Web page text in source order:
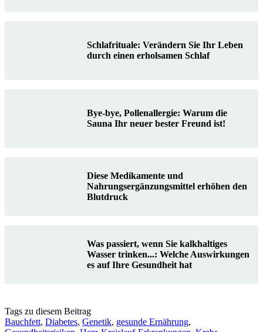
Schlafrituale: Verändern Sie Ihr Leben
durch einen erholsamen Schlaf
Bye-bye, Pollenallergie: Warum die
Sauna Ihr neuer bester Freund ist!
Diese Medikamente und
Nahrungsergänzungsmittel erhöhen den
Blutdruck
Was passiert, wenn Sie kalkhaltiges
Wasser trinken...: Welche Auswirkungen
es auf Ihre Gesundheit hat
Tags zu diesem Beitrag
Bauchfett, Diabetes, Genetik, gesunde Ernährung,